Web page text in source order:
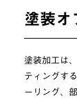
塗装オ
塗装加工は
ティングす
ーリング、